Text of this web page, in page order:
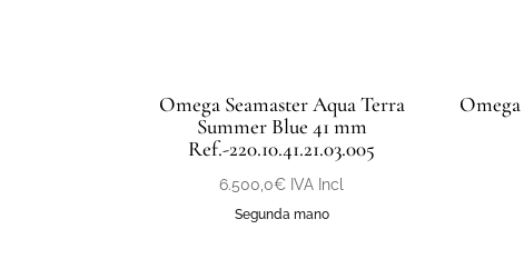
Omega Seamaster Aqua Terra
Summer Blue 41 mm
Ref.-220.10.41.21.03.005
6.500,0€ IVA Incl
Segunda mano